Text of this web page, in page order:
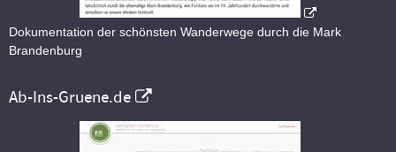
Dokumentation der schönsten Wanderwege durch die Mark
Brandenburg
Ab-Ins-Gruene.de